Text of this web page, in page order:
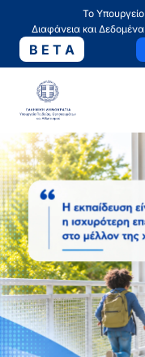
Το Υπουργείο
Διαφάνεια και Δεδομένα
B E T A